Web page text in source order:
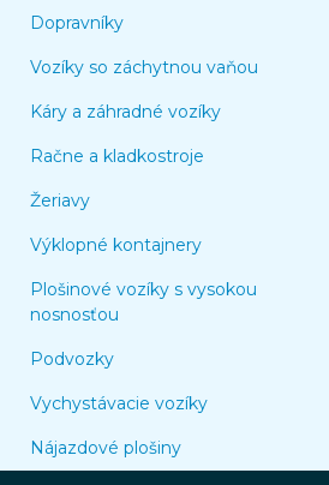
Dopravníky
Vozíky so záchytnou vaňou
Káry a záhradné vozíky
Račne a kladkostroje
Žeriavy
Výklopné kontajnery
Plošinové vozíky s vysokou
nosnosťou
Podvozky
Vychystávacie vozíky
Nájazdové plošiny